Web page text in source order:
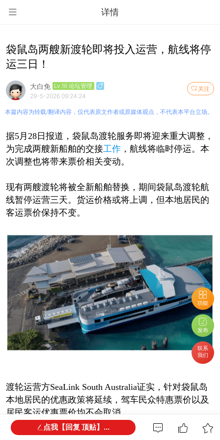
详情
功能
发布
联系
我们
袋鼠岛两艘新渡轮即将投入运营，航线将停
运三日！
关注
大白免 Lv.16 论坛管理
29-5-2026 09:24:24
本篇内容为转载/翻译内容，仅代表原文作者或原媒体观点，不代表本平台立场。
据5月28日报道，袋鼠岛渡轮服务即将迎来重大调整，
为完成两艘新船舶的交接工作 ，航线将临时停运。本
次调整也将带来票价相关变动。
现有两艘渡轮将被全新船舶替换，期间袋鼠岛渡轮航
线暂停运营三天。货运价格或将上调，但本地居民的
客运票价保持不变。
渡轮运营方SeaLink South Australia证实，针对袋鼠岛
本地居民的优惠政策将延续，驾车民众特惠票价以及
居民客运优惠票价均不会取消。
点我【回复 顶贴】...